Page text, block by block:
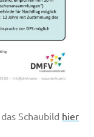
Schaubild hier